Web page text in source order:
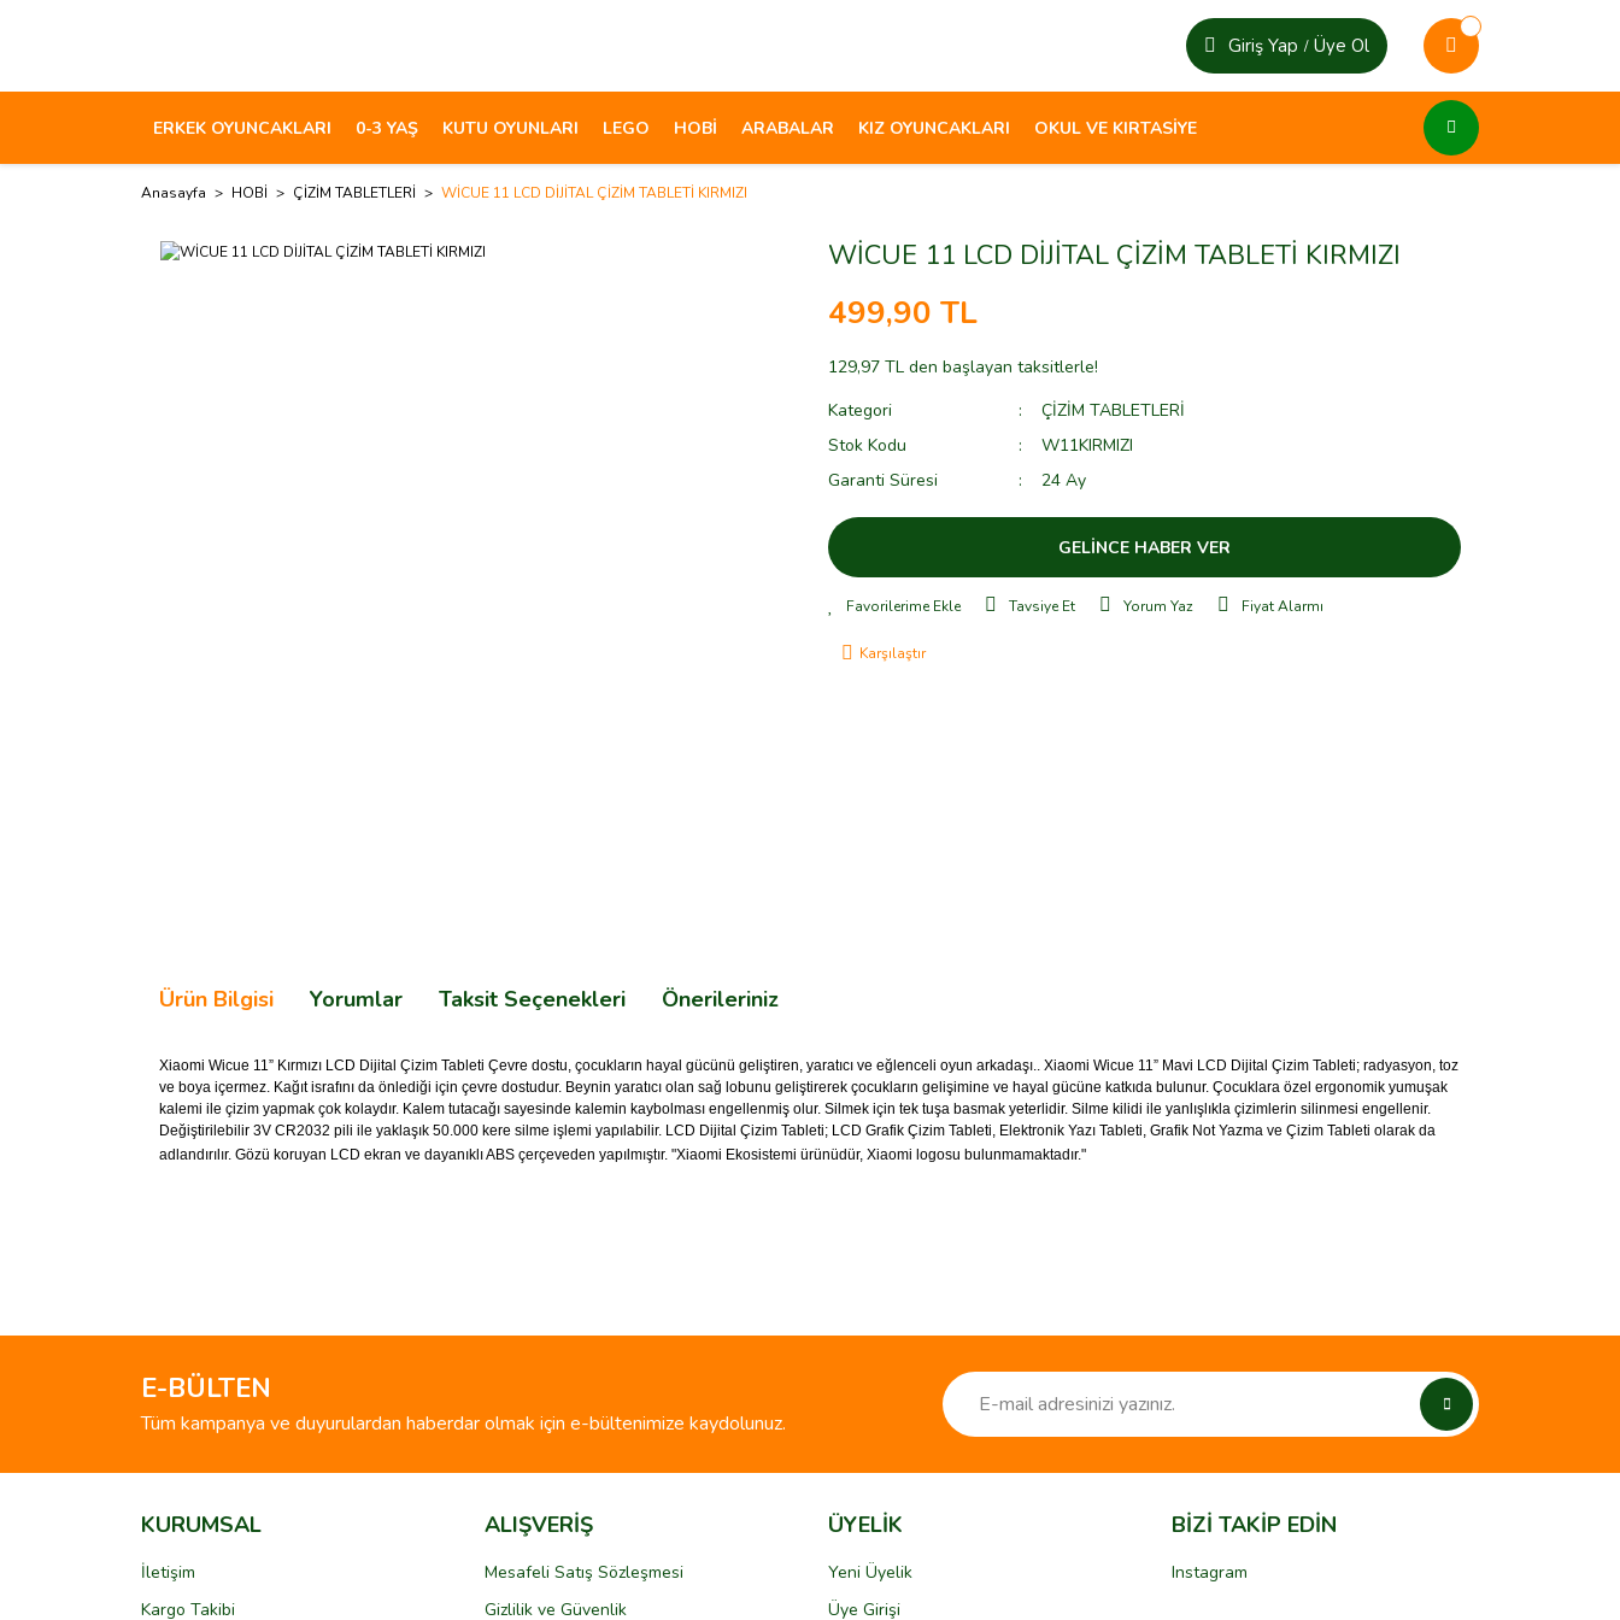
Giriş Yap / Üye Ol
ERKEK OYUNCAKLARI 0-3 YAŞ KUTU OYUNLARI LEGO HOBİ ARABALAR KIZ OYUNCAKLARI OKUL VE KIRTASİYE
Anasayfa HOBİ ÇİZİM TABLETLERİ WİCUE 11 LCD DİJİTAL ÇİZİM TABLETİ KIRMIZI
WİCUE 11 LCD DİJİTAL ÇİZİM TABLETİ KIRMIZI
499,90 TL
129,97 TL den başlayan taksitlerle!
Kategori
ÇİZİM TABLETLERİ
Stok Kodu
W11KIRMIZI
Garanti Süresi
24 Ay
GELİNCE HABER VER
Tavsiye Et Yorum Yaz Fiyat Alarmı
Karşılaştır
Ürün Bilgisi Yorumlar Taksit Seçenekleri Önerileriniz
Xiaomi Wicue 11” Kırmızı LCD Dijital Çizim Tableti Çevre dostu, çocukların hayal gücünü geliştiren, yaratıcı ve eğlenceli oyun arkadaşı.. Xiaomi Wicue 11” Mavi LCD Dijital Çizim Tableti; radyasyon, toz
ve boya içermez. Kağıt israfını da önlediği için çevre dostudur. Beynin yaratıcı olan sağ lobunu geliştirerek çocukların gelişimine ve hayal gücüne katkıda bulunur. Çocuklara özel ergonomik yumuşak
kalemi ile çizim yapmak çok kolaydır. Kalem tutacağı sayesinde kalemin kaybolması engellenmiş olur. Silmek için tek tuşa basmak yeterlidir. Silme kilidi ile yanlışlıkla çizimlerin silinmesi engellenir.
Değiştirilebilir 3V CR2032 pili ile yaklaşık 50.000 kere silme işlemi yapılabilir. LCD Dijital Çizim Tableti; LCD Grafik Çizim Tableti, Elektronik Yazı Tableti, Grafik Not Yazma ve Çizim Tableti olarak da
adlandırılır. Gözü koruyan LCD ekran ve dayanıklı ABS çerçeveden yapılmıştır. "Xiaomi Ekosistemi ürünüdür, Xiaomi logosu bulunmamaktadır."
Ürün resmi kalitesiz, bozuk veya görüntülenemiyor.
Bu ürüne benzer farklı alternatifler olmalı.
E-BÜLTEN
Tüm kampanya ve duyurulardan haberdar olmak için e-bültenimize kaydolunuz.
KURUMSAL
İletişim
Kargo Takibi
ALIŞVERİŞ
Mesafeli Satış Sözleşmesi
Gizlilik ve Güvenlik
ÜYELİK
Yeni Üyelik
Üye Girişi
BİZİ TAKİP EDİN
Instagram